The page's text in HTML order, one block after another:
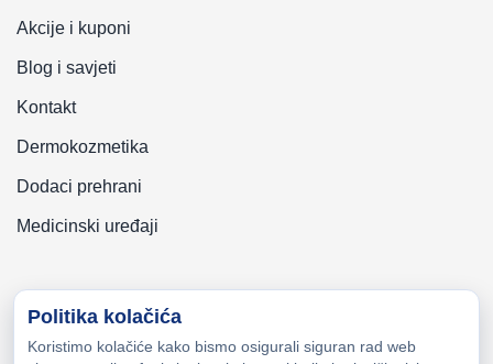
Akcije i kuponi
Blog i savjeti
Kontakt
Dermokozmetika
Dodaci prehrani
Medicinski uređaji
Politika kolačića
Koristimo kolačiće kako bismo osigurali siguran rad web